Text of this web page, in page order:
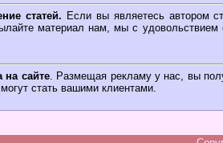
статей. Если вы являетесь автором
материал нам, мы с удовольствием
на сайте. Размещая рекламу у нас, вы
стать вашими клиентами.